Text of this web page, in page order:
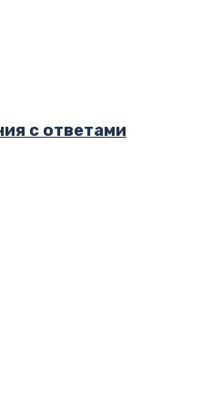
с ответами